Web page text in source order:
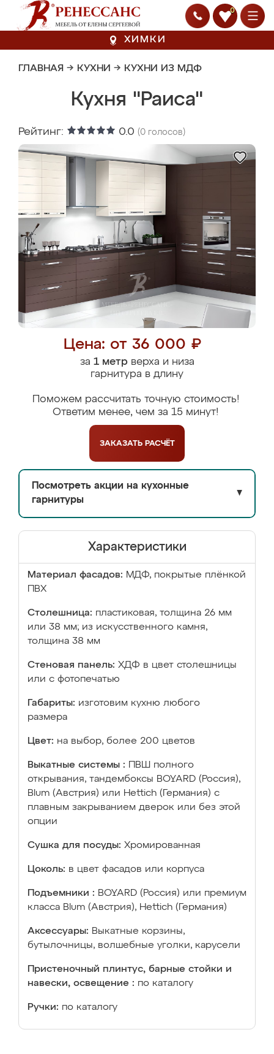
0
ХИМКИ
ГЛАВНАЯ → КУХНИ → КУХНИ ИЗ МДФ
Кухня "Раиса"
Рейтинг: 0.0 (0 голосов)
Цена: от 36 000 ₽
за 1 метрверха и низа
гарнитура в длину
Поможем рассчитать точную стоимость!
Ответим менее, чем за 15 минут!
ЗАКАЗАТЬ РАСЧЁТ
Посмотреть акции на кухонные
гарнитуры
▼
Характеристики
Материал фасадов: МДФ, покрытые плёнкой
ПВХ
Столешница: пластиковая, толщина 26 мм
или 38 мм; из искусственного камня,
толщина 38 мм
Стеновая панель: ХДФ в цвет столешницы
или с фотопечатью
Габариты: изготовим кухню любого
размера
Цвет: на выбор, более 200 цветов
Выкатные системы :
ПВШ полного
открывания, тандембоксы BOYARD (Россия),
Blum (Австрия) или Hettich (Германия) с
плавным закрыванием дверок или без этой
опции
Сушка для посуды: Хромированная
Цоколь: в цвет фасадов или корпуса
Подъемники : BOYARD (Россия) или премиум
класса Blum (Австрия), Hettich (Германия)
Аксессуары: Выкатные корзины,
бутылочницы, волшебные уголки, карусели
Пристеночный плинтус, барные стойки и
навески, освещение : по каталогу
Ручки: по каталогу